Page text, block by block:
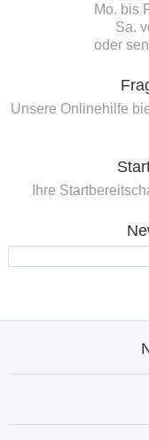
Mo. bis
Sa.
oder
Unsere Onlinehilfe
Ihre